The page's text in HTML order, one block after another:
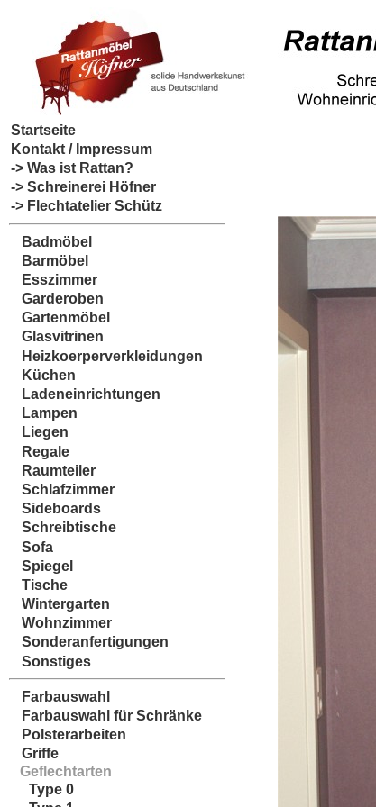
Startseite
Kontakt / Impressum
-> Was ist Rattan?
-> Schreinerei Höfner
-> Flechtatelier Schütz
Badmöbel
Barmöbel
Esszimmer
Garderoben
Gartenmöbel
Glasvitrinen
Heizkoerperverkleidungen
Küchen
Ladeneinrichtungen
Lampen
Liegen
Regale
Raumteiler
Schlafzimmer
Sideboards
Schreibtische
Sofa
Spiegel
Tische
Wintergarten
Wohnzimmer
Sonderanfertigungen
Sonstiges
Farbauswahl
Farbauswahl für Schränke
Polsterarbeiten
Griffe
Geflechtarten
Type 0